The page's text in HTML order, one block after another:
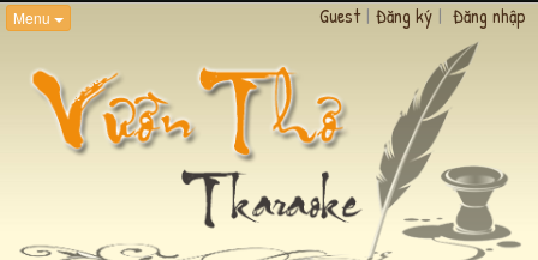
Menu Guest | Đăng ký | Đăng nhập